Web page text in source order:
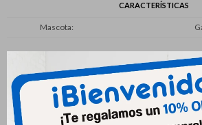
CARACTERÍSTICAS
Mascota
Productos que te pueden